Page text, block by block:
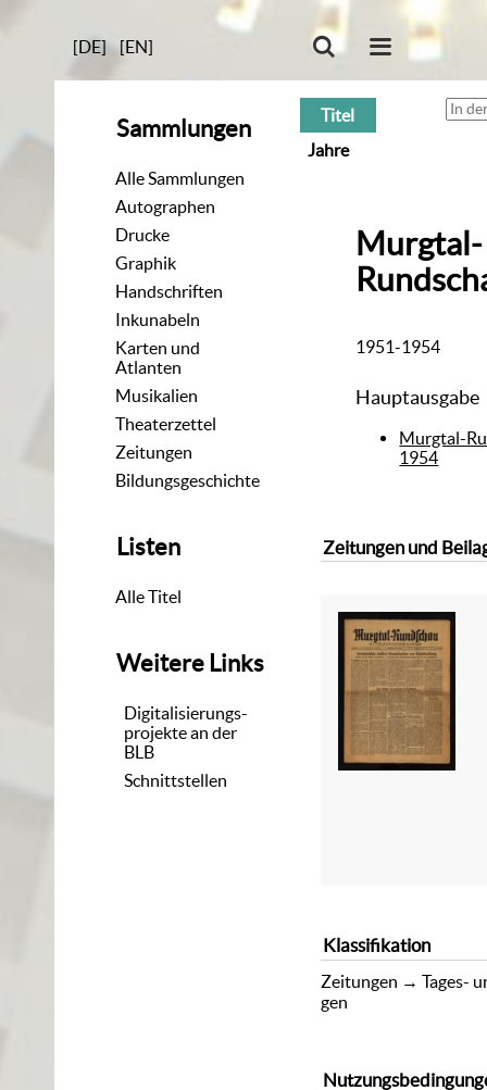
[DE] [EN]
Sammlungen
Alle Sammlungen
Autographen
Drucke
Graphik
Handschriften
Inkunabeln
Karten und
Atlanten
Musikalien
Theaterzettel
Zeitungen
Bildungsgeschichte
Listen
Alle Titel
Weitere Links
Digitalisierungs-
projekte an der
BLB
Schnittstellen
Titel
Jahre
Murgtal-
1951-1954
Hauptausgabe
Murgtal-
1954
Zeitungen und
Klassifikation
Zeitungen →Tages-
gen